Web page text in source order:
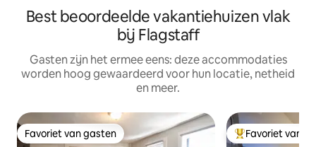
Best beoordeelde vakantiehuizen vlak
bij Flagstaff
Gasten zijn het ermee eens: deze accommodaties
worden hoog gewaardeerd voor hun locatie, netheid
en meer.
Favoriet van gasten
Favoriet van gasten Topfavoriet van
Favoriet van